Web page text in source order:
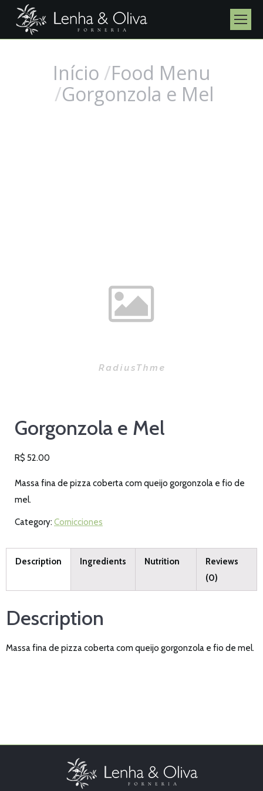
Você está aqui:Início Food Menu
Gorgonzola e Mel
Gorgonzola e Mel
R$ 52.00
Massa fina de pizza coberta com queijo gorgonzola e fio de
mel.
Category: Cornicciones
Description Ingredients Nutrition
Reviews
(0)
Description
Massa fina de pizza coberta com queijo gorgonzola e fio de mel.